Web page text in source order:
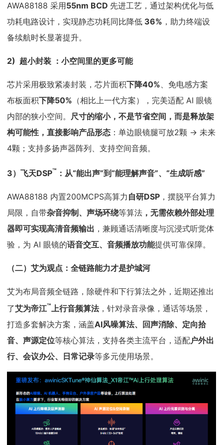
AWA88188 采用55nm BCD 先进工艺，通过架构优化与低
功耗电路设计，实现静态功耗同比降低 36% ，助力终端设
备续航时长显著提升。
2) 超小封装 ：小空间里的更多可能
芯片采用极致紧凑封装，芯片面积下降40%、免电感方案
布板面积下降50% （相比上一代方案），完美适配 AI 眼镜
内部的狭小空间。 尺寸的缩小，不是节省空间，而是释放架
构可能性，直接影响产品形态 ：单边眼镜腿可放2颗 → 未来
4颗；支持多扬声器阵列、支持空间音频。
3）飞天DSP™ ：从“能出声”到“能理解声音”、“生成听感”
AWA88188 内置200MCPS高算力 自研DSP ，摆脱平台算力
局限，自带杂音抑制、声场环绕等算法 ，无需依赖外部处理
器即可实现高清音频输出 ，兼顾通话清晰度与沉浸式听觉体
验，为 AI 眼镜的语音交互、音频播放功能提供可靠保障。
（二）艾为观点：全链路能力才是护城河
艾为布局音频全链路，除硬件和下行算法之外，近期还推出
了艾为帝江™上行音频算法，针对录音录像，通话等场景，
打造多套解决方案，涵盖AI风噪算法、回声消除、定向拾
音、声源定位等核心算法，支持各类主流平台，适配户外出
行、会议办公、日常记录等多元使用场景。